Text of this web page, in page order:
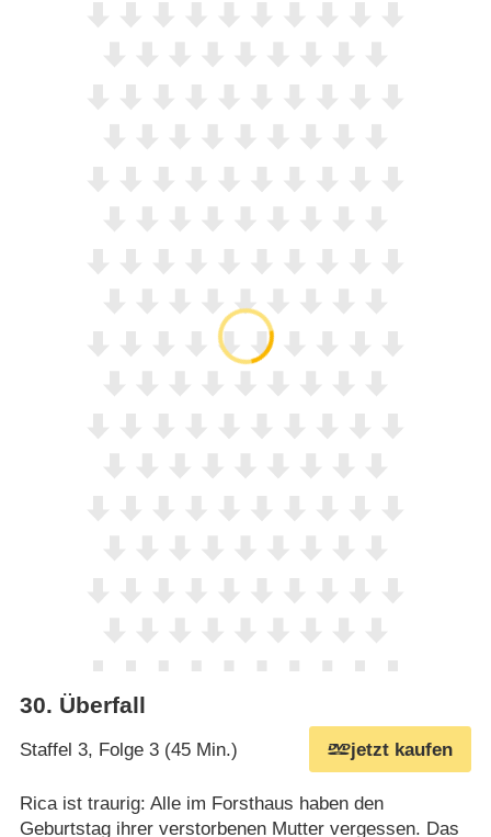
30. Überfall
Staffel 3, Folge 3 (45 Min.) jetzt kaufen
Rica ist traurig: Alle im Forsthaus haben den
Geburtstag ihrer verstorbenen Mutter vergessen. Das